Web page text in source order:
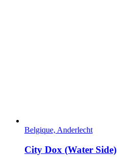
Belgique, Anderlecht
City Dox (Water Side)